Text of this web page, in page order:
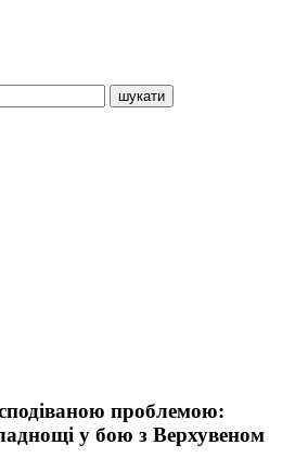
проблемою:
у бою з Верхувеном